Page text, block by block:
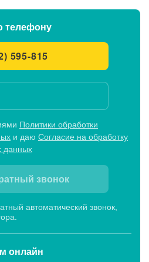
телефону
595-815
Политики обработки
и даю Согласие на обработку
данных
звонок
автоматический звонок,
онлайн